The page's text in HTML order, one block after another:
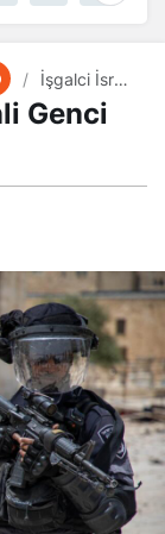
İşgalci İsrail
Polisi
Filistinli
Genci Vurdu
Genci